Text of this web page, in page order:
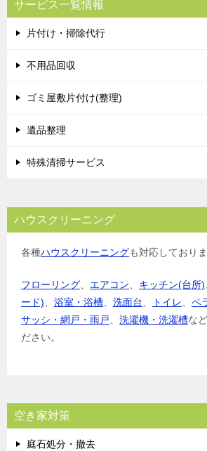
ゲ
ー
シ
サービス一覧情報
片付け・掃除代行
不用品回収
ゴミ屋敷片付け(整理)
遺品整理
特殊清掃サービス
ハウスクリーニング
各種ハウスクリーニングも対応しておりま
フローリング、 エアコン、 キッチン(台所)
ード)、 浴室・浴槽、 洗面台、 トイレ、 ベ
サッシ・網戸・雨戸、 洗濯機・洗濯槽な
ださい。
空き家対策
庭石処分・撤去